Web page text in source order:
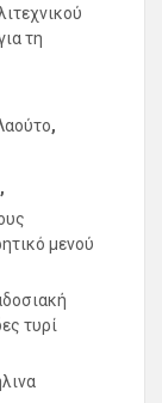
τη
,
,
μενού
τυρί